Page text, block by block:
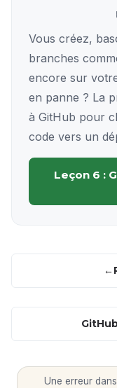
Vous créez,
branches
encore sur
en panne ? La
à GitHub pour
code vers un
Leçon 6 :
Une erreur